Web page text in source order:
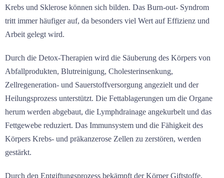
Krebs und Sklerose können sich bilden. Das Burn-out- Syndrom
tritt immer häufiger auf, da besonders viel Wert auf Effizienz und
Arbeit gelegt wird.
Durch die Detox-Therapien wird die Säuberung des Körpers von
Abfallprodukten, Blutreinigung, Cholesterinsenkung,
Zellregeneration- und Sauerstoffversorgung angezielt und der
Heilungsprozess unterstützt. Die Fettablagerungen um die Organe
herum werden abgebaut, die Lymphdrainage angekurbelt und das
Fettgewebe reduziert. Das Immunsystem und die Fähigkeit des
Körpers Krebs- und präkanzerose Zellen zu zerstören, werden
gestärkt.
Durch den Entgiftungsprozess bekämpft der Körper Giftstoffe,